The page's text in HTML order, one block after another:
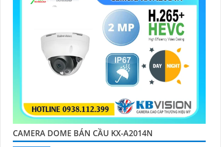
CAMERA DOME BÁN CẦU KX-A2014N